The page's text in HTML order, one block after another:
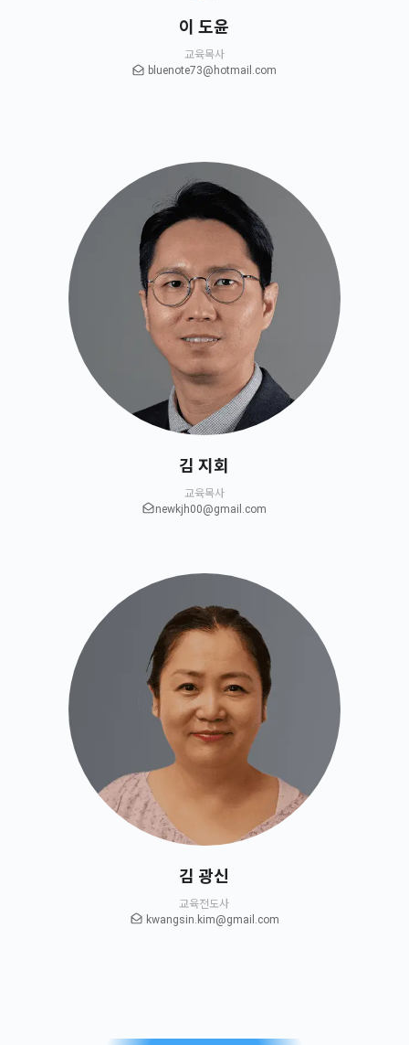
이 도윤
교육목사
bluenote73@hotmail.com
김 지회
교육목사
newkjh00@gmail.com
김 광신
교육전도사
kwangsin.kim@gmail.com